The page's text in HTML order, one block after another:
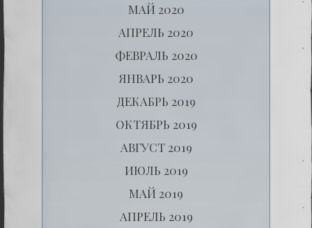
МАЙ 2020
АПРЕЛЬ 2020
ФЕВРАЛЬ 2020
ЯНВАРЬ 2020
ДЕКАБРЬ 2019
ОКТЯБРЬ 2019
АВГУСТ 2019
ИЮЛЬ 2019
МАЙ 2019
АПРЕЛЬ 2019